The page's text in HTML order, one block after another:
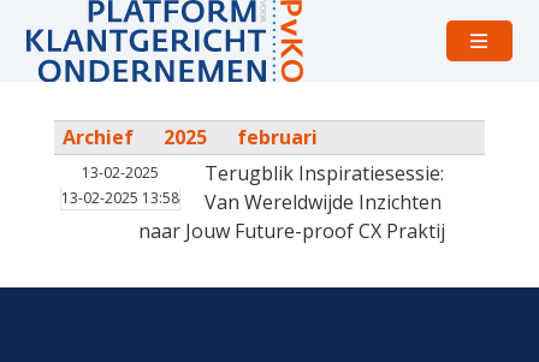
Open
Archief 2025 februari
13-02-2025
13-02-2025 13:58
Terugblik Inspiratiesessie:
Van Wereldwijde Inzichten
naar Jouw Future-proof CX Praktij